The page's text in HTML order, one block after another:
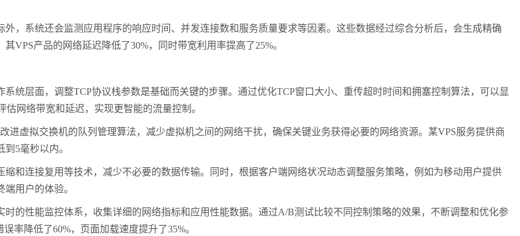
，系统还会监测应用程序的响应时间、并发连接数和服务质量要求等因素。这些数据经过综合分析后，会生成精确
其VPS产品的网络延迟降低了30%，同时带宽利用率提高了25%。
系统层面，调整TCP协议栈参数是基础而关键的步骤。通过优化TCP窗口大小、重传超时时间和拥塞控制算法，可以显
估网络带宽和延迟，实现更智能的流量控制。
进虚拟交换机的队列管理算法，减少虚拟机之间的网络干扰，确保关键业务获得必要的网络资源。某VPS服务提供商
到 5毫秒以内。
和连接复用等技术，减少不必要的数据传输。同时，根据客户端网络状况动态调整服务策略，例如为移动用户提供
用户的体验。
的性能监控体系，收集详细的网络指标和应用性能数据。通过A/B测试比较不同控制策略的效果，不断调整和优化参
误率降低了60%，页面加载速度提升了35%。